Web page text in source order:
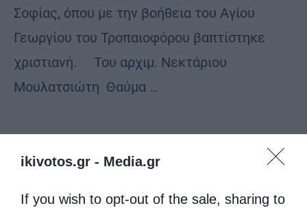
ikivotos.gr - Media.gr
If you wish to opt-out of the sale, sharing to
Σοφίας, όπου με την βοήθεια του Αγίου
Γεωργίου του Τροπαιοφόρου βαπτίστηκε
χριστιανή. Του αρχιμ. Νεκτάριου
Μουλατσιώτη Θαύμα …